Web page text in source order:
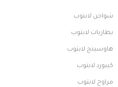
شواحن لابتوب
بطاريات لابتوب
هاوسينج لابتوب
كيبورد لابتوب
مراوح لابتوب